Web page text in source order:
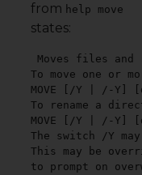
from help move
states:
Moves files
To move one or
MOVE [/Y | /-Y]
To rename a
MOVE [/Y | /-Y]
The switch /Y
This may be
to prompt on